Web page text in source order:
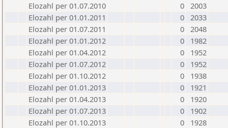
Elozahl per 01.07.2010
0 2003
Elozahl per 01.01.2011
0 2033
Elozahl per 01.07.2011
0 2048
Elozahl per 01.01.2012
0
1982
Elozahl per 01.04.2012
0
1952
Elozahl per 01.07.2012
0
1952
Elozahl per 01.10.2012
0
1938
Elozahl per 01.01.2013
0
1921
Elozahl per 01.04.2013
0
1920
Elozahl per 01.07.2013
0
1902
Elozahl per 01.10.2013
0
1928